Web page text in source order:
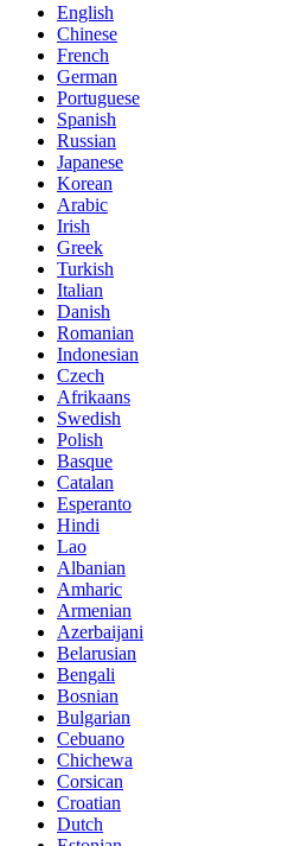
English
Chinese
French
German
Portuguese
Spanish
Russian
Japanese
Korean
Arabic
Irish
Greek
Turkish
Italian
Danish
Romanian
Indonesian
Czech
Afrikaans
Swedish
Polish
Basque
Catalan
Esperanto
Hindi
Lao
Albanian
Amharic
Armenian
Azerbaijani
Belarusian
Bengali
Bosnian
Bulgarian
Cebuano
Chichewa
Corsican
Croatian
Dutch